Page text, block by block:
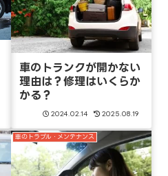
車のトランクが開かない
理由は？修理はいくらか
かる？
2024.02.14 2025.08.19
車のトラブル・メンテナンス